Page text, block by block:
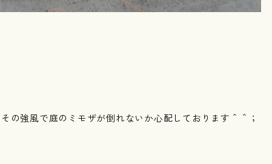
の強風で庭のミモザが倒れないか心配しております＾＾；